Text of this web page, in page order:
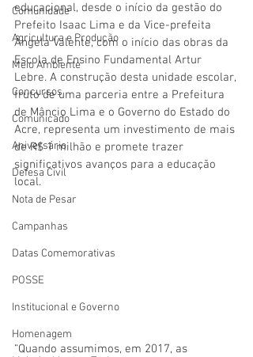
Comunidade
Agricultura e Produção
Meio Ambiente
Concursos
Comunicado
Aniversário
Defesa Civil
Nota de Pesar
Campanhas
Datas Comemorativas
POSSE
Institucional e Governo
Homenagem
educacional, desde o início da gestão do
Prefeito Isaac Lima e da Vice-prefeita
Ângela Valente, com o início das obras da
Escola de Ensino Fundamental Artur
Lebre. A construção desta unidade escolar,
fruto de uma parceria entre a Prefeitura
de Mâncio Lima e o Governo do Estado do
Acre, representa um investimento de mais
de R$ 1 milhão e promete trazer
significativos avanços para a educação
local.
“Quando assumimos, em 2017, as